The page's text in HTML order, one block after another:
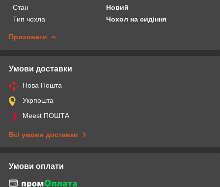
Стан
Новий
Тип чохла
Чохол на сидіння
Приховати
Умови доставки
Нова Пошта
Укрпошта
Meest ПОШТА
Всі умови доставки
Умови оплати